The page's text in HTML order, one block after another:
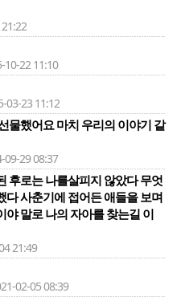
22 11:10
23 11:12
물했어요 마치 우리의 이야기 같
29 08:37
후로는 나를살피지 않았다 무엇
다 사춘기에 접어든 애들을 보며
야 말로 나의 자아를 찾는길 이
21:49
02-05 08:39